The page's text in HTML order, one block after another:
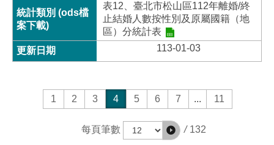
表12、臺北市松山區112年離婚/終
止結婚人數按性別及原屬國籍（地
區）分統計表
113-01-03
1 2 3 4 5 6 7 ... 11
每頁筆數 / 132